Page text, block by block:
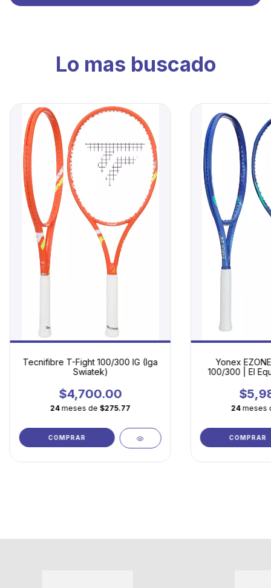
Lo mas buscado
Tecnifibre T-Fight 100/300 IG (Iga
Swiatek)
$4,700.00
24 meses de $275.77
COMPRAR
Yonex
100/300 | El
24 meses
COMPRAR